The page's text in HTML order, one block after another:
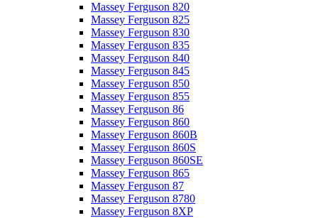
Massey Ferguson 820
Massey Ferguson 825
Massey Ferguson 830
Massey Ferguson 835
Massey Ferguson 840
Massey Ferguson 845
Massey Ferguson 850
Massey Ferguson 855
Massey Ferguson 86
Massey Ferguson 860
Massey Ferguson 860B
Massey Ferguson 860S
Massey Ferguson 860SE
Massey Ferguson 865
Massey Ferguson 87
Massey Ferguson 8780
Massey Ferguson 8XP